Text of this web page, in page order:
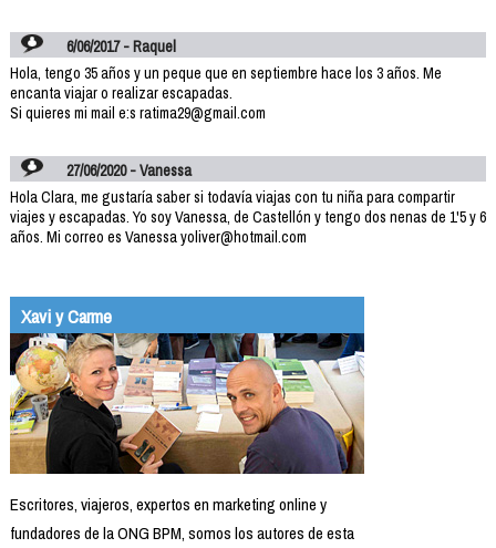
6/06/2017 - Raquel
Hola, tengo 35 años y un peque que en septiembre hace los 3 años. Me
encanta viajar o realizar escapadas.
Si quieres mi mail e:s ratima29@gmail.com
27/06/2020 - Vanessa
Hola Clara, me gustaría saber si todavía viajas con tu niña para compartir
viajes y escapadas. Yo soy Vanessa, de Castellón y tengo dos nenas de 1'5 y 6
años. Mi correo es Vanessa yoliver@hotmail.com
Xavi y Carme
Escritores, viajeros, expertos en marketing online y
fundadores de la ONG BPM, somos los autores de esta